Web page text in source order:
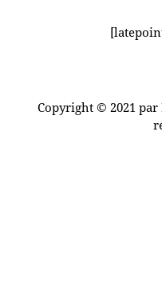
Copyright © 2021